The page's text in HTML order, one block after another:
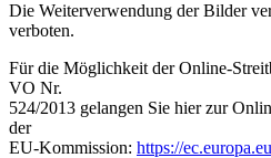
Die Weiterverwendung der Bilder
verboten.
Für die Möglichkeit der Online-
VO Nr.
524/2013 gelangen Sie hier zur
der
EU-Kommission: https://